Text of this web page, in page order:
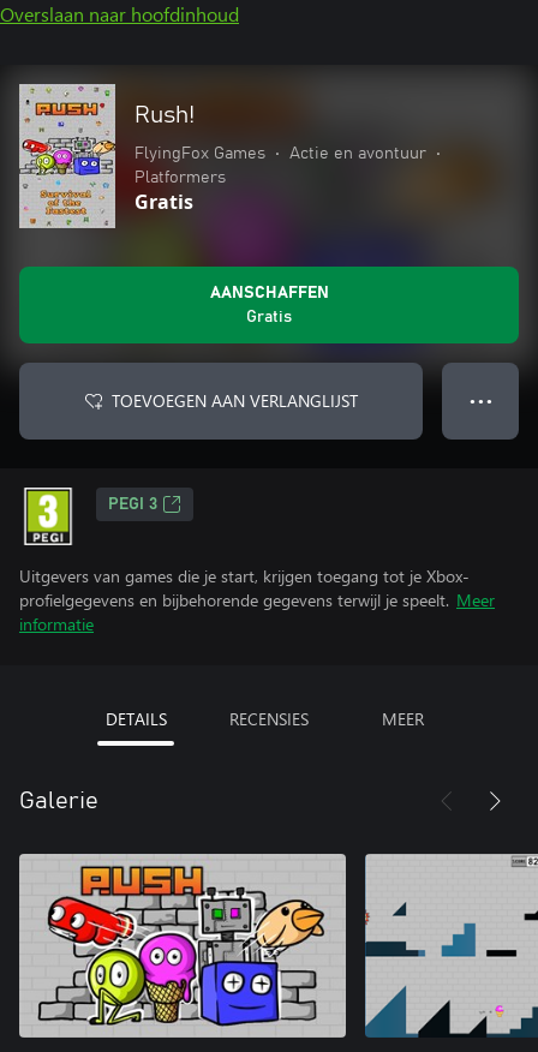
Overslaan naar hoofdinhoud
Rush!
FlyingFox Games • Actie en avontuur
•
Platformers
Gratis
AANSCHAFFEN
Gratis
TOEVOEGEN AAN VERLANGLIJST ● ● ●
PEGI 3
Uitgevers van games die je start, krijgen toegang tot je Xbox-
profielgegevens en bijbehorende gegevens terwijl je speelt. Meer
informatie
DETAILS RECENSIES MEER
Galerie